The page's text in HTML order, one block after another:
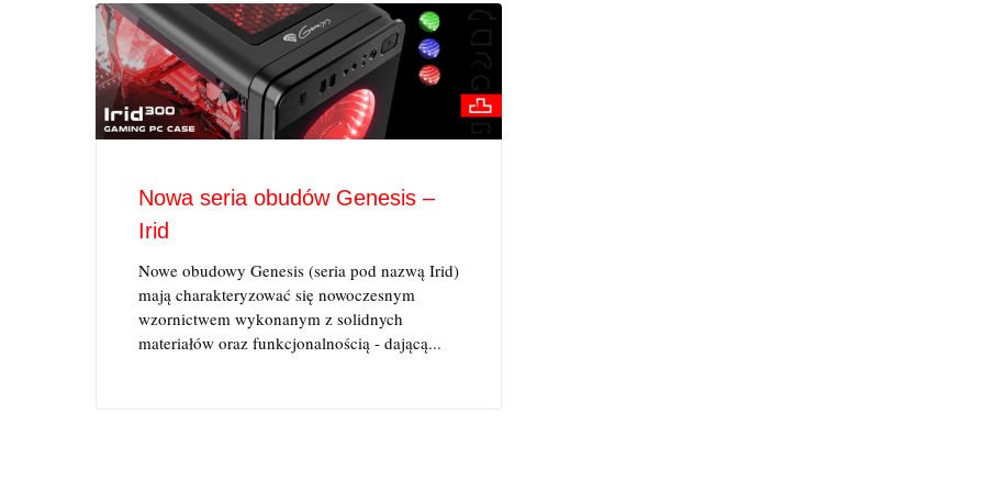
Nowa seria obudów Genesis –
Irid
Nowe obudowy Genesis (seria pod nazwą Irid)
mają charakteryzować się nowoczesnym
wzornictwem wykonanym z solidnych
materiałów oraz funkcjonalnością - dającą...